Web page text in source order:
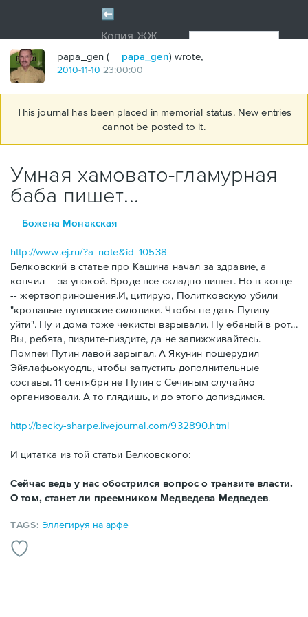
papa_gen ( papa_gen) wrote,
2010-11-10 23:00:00
This journal has been placed in memorial status. New entries
cannot be posted to it.
Умная хамовато-гламурная
баба пишет...
Божена Монакская
http://www.ej.ru/?a=note&id=10538
Белковский в статье про Кашина начал за здравие, а
кончил -- за упокой. Вроде все складно пишет. Но в конце
-- жертвоприношения.И, цитирую, Политковскую убили
"кровавые путинские силовики. Чтобы не дать Путину
уйти". Ну и дома тоже чекисты взрывали. Ну ебаный в рот...
Вы, ребята, пиздите-пиздите, да не запижживайтесь.
Помпеи Путин лавой зарыгал. А Якунин пошерудил
Эйялафьокуодль, чтобы запустить дополнительные
составы. 11 сентября не Путин с Сечиным случайно
организовали. А то глядишь, и до этого допиздимся.
http://becky-sharpe.livejournal.com/932890.html
И цитатка из той статьи Белковского:
Сейчас ведь у нас обострился вопрос о транзите власти.
О том, станет ли преемником Медведева Медведев.
TAGS:Эллегируя на арфе